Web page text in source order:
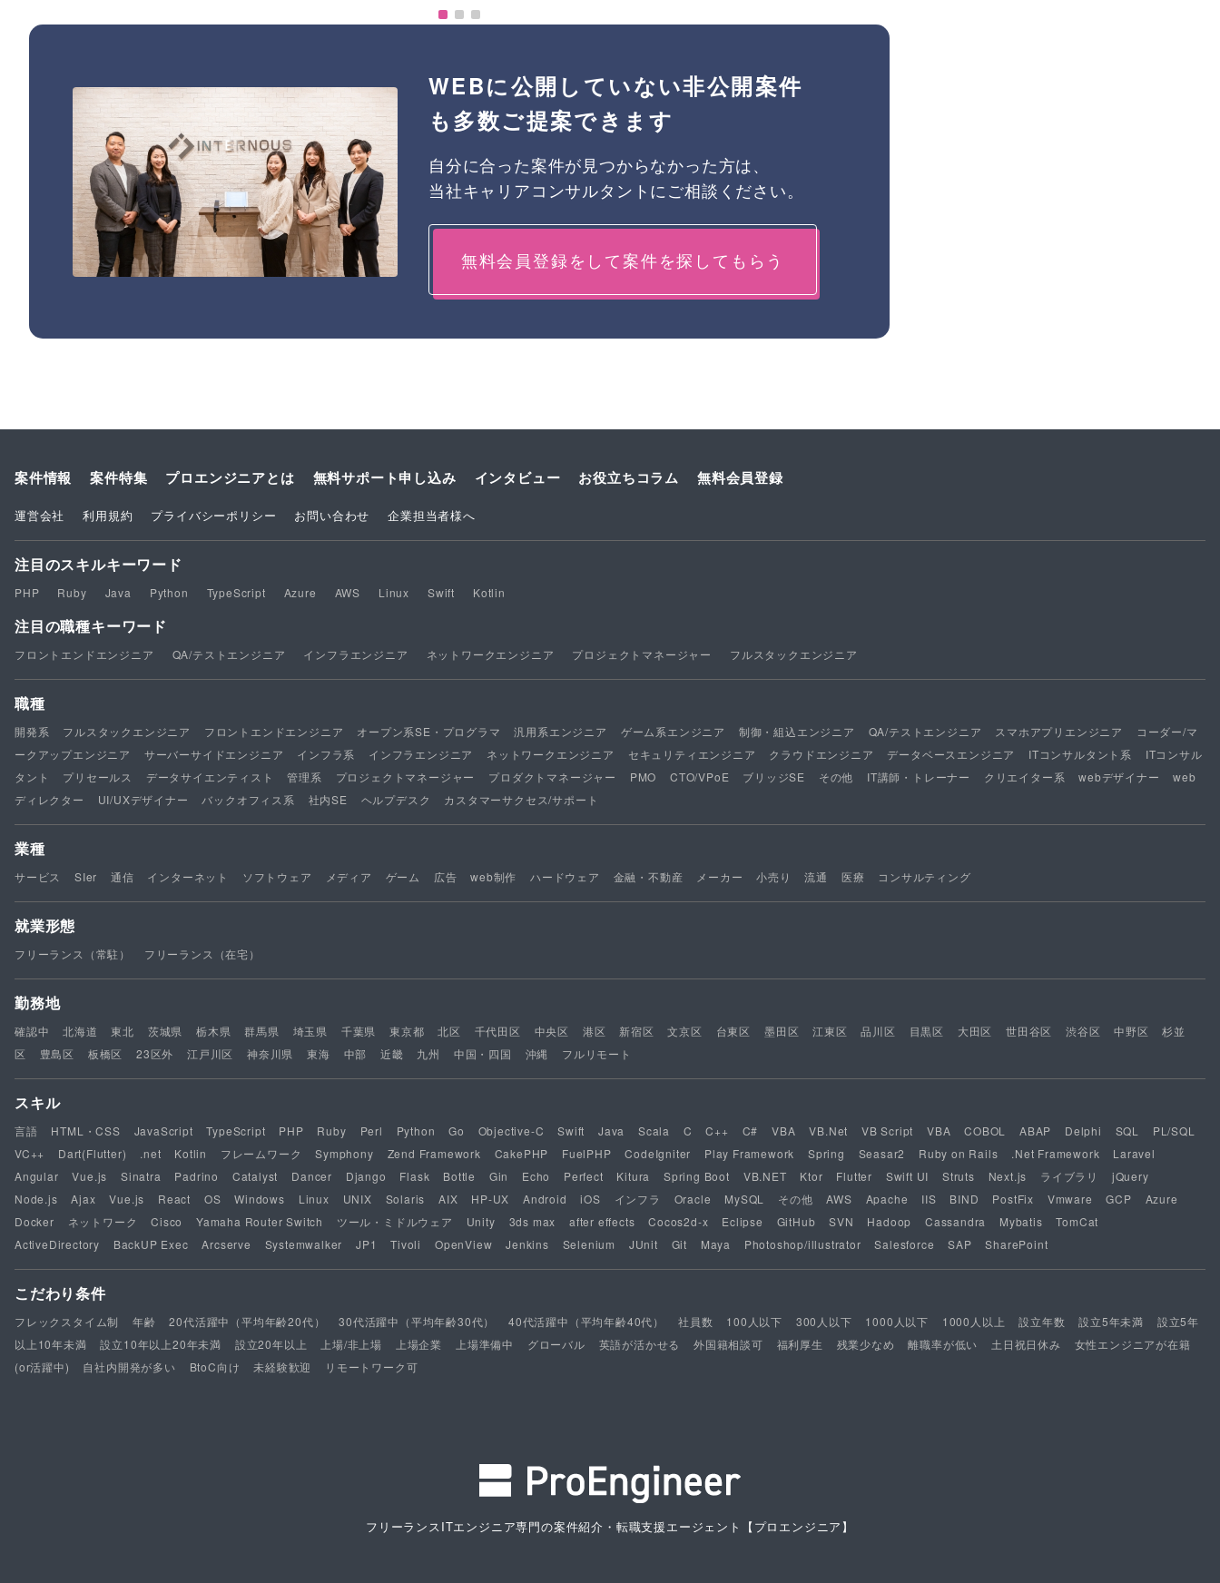
WEBに公開していない非公開案件
も多数ご提案できます
自分に合った案件が見つからなかった方は、
当社キャリアコンサルタントにご相談ください。
無料会員登録をして案件を探してもらう
案件情報 案件特集 プロエンジニアとは 無料サポート申し込み インタビュー お役立ちコラム 無料会員登録
運営会社 利用規約 プライバシーポリシー お問い合わせ 企業担当者様へ
注目のスキルキーワード
PHP Ruby Java Python TypeScript Azure AWS Linux Swift Kotlin
注目の職種キーワード
フロントエンドエンジニア QA/テストエンジニア インフラエンジニア ネットワークエンジニア プロジェクトマネージャー フルスタックエンジニア
職種
開発系 フルスタックエンジニア フロントエンドエンジニア オープン系SE・プログラマ 汎用系エンジニア ゲーム系エンジニア 制御・組込エンジニア QA/テストエンジニア スマホアプリエンジニア
コーダー/マ
ークアップエンジニア
サーバーサイドエンジニア インフラ系 インフラエンジニア ネットワークエンジニア セキュリティエンジニア クラウドエンジニア データベースエンジニア ITコンサルタント系
ITコンサル
タント
プリセールス データサイエンティスト 管理系 プロジェクトマネージャー プロダクトマネージャー PMO CTO/VPoE ブリッジSE その他 IT講師・トレーナー クリエイター系 webデザイナー
web
ディレクター
UI/UXデザイナー バックオフィス系 社内SE ヘルプデスク カスタマーサクセス/サポート
業種
サービス SIer 通信 インターネット ソフトウェア メディア ゲーム 広告 web制作 ハードウェア 金融・不動産 メーカー 小売り 流通 医療 コンサルティング
就業形態
フリーランス（常駐） フリーランス（在宅）
勤務地
確認中 北海道 東北 茨城県 栃木県 群馬県 埼玉県 千葉県 東京都 北区 千代田区 中央区 港区 新宿区 文京区 台東区 墨田区 江東区 品川区 目黒区 大田区 世田谷区 渋谷区 中野区
杉並
区
豊島区 板橋区 23区外 江戸川区 神奈川県 東海 中部 近畿 九州 中国・四国 沖縄 フルリモート
スキル
言語 HTML・CSS JavaScript TypeScript PHP Ruby Perl Python Go Objective-C Swift Java Scala C C++ C# VBA VB.Net VB Script VBA COBOL ABAP Delphi SQL
PL/SQL
VC++
Dart(Flutter) .net Kotlin フレームワーク Symphony Zend Framework CakePHP FuelPHP CodeIgniter Play Framework Spring Seasar2 Ruby on Rails .Net Framework
Laravel
Angular
Vue.js Sinatra Padrino Catalyst Dancer Django Flask Bottle Gin Echo Perfect Kitura Spring Boot VB.NET Ktor Flutter Swift UI Struts Next.js ライブラリ
jQuery
Node.js
Ajax Vue.js React OS Windows Linux UNIX Solaris AIX HP-UX Android iOS インフラ Oracle MySQL その他 AWS Apache IIS BIND PostFix Vmware GCP
Azure
Docker
ネットワーク Cisco Yamaha Router Switch ツール・ミドルウェア Unity 3ds max after effects Cocos2d-x Eclipse GitHub SVN Hadoop Cassandra Mybatis
TomCat
ActiveDirectory
BackUP Exec Arcserve Systemwalker JP1 Tivoli OpenView Jenkins Selenium JUnit Git Maya Photoshop/illustrator Salesforce SAP SharePoint
こだわり条件
フレックスタイム制 年齢 20代活躍中（平均年齢20代） 30代活躍中（平均年齢30代） 40代活躍中（平均年齢40代） 社員数 100人以下 300人以下 1000人以下 1000人以上 設立年数 設立5年未満
設立5年
以上10年未満
設立10年以上20年未満 設立20年以上 上場/非上場 上場企業 上場準備中 グローバル 英語が活かせる 外国籍相談可 福利厚生 残業少なめ 離職率が低い 土日祝日休み
女性エンジニアが在籍
(or活躍中)
自社内開発が多い BtoC向け 未経験歓迎 リモートワーク可
フリーランスITエンジニア専門の案件紹介・転職支援エージェント 【プロエンジニア】